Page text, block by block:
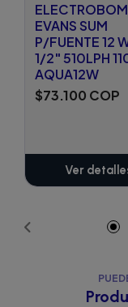
EVANS SUM
P/FUENTE 12
1/2" 510LPH
AQUA12W
$73.100 COP
Ver